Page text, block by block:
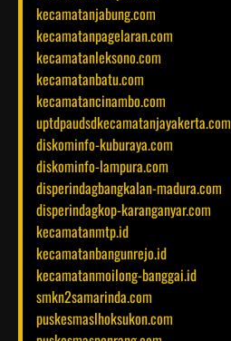
kecamatanjabung.com
kecamatanpagelaran.com
kecamatanleksono.com
kecamatanbatu.com
kecamatancinambo.com
uptdpaudsdkecamatanjayakerta.com
diskominfo-kuburaya.com
diskominfo-lampura.com
disperindagbangkalan-madura.com
disperindagkop-karanganyar.com
kecamatanmtp.id
kecamatanbangunrejo.id
kecamatanmoilong-banggai.id
smkn2samarinda.com
puskesmaslhoksukon.com